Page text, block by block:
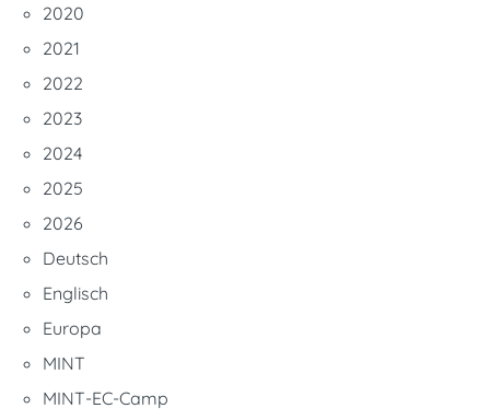
2020
2021
2022
2023
2024
2025
2026
Deutsch
Englisch
Europa
MINT
MINT-EC-Camp